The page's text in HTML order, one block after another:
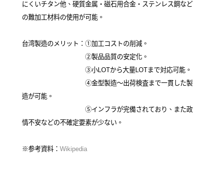
にくいチタン他、硬質金属・磁石用合金・ステンレス鋼など
の難加工材料の使用が可能。
台湾製造のメリット：①加工コストの削減。
②製品品質の安定化。
③小LOTから大量LOTまで対応可能。
④金型製造～出荷検査まで一貫した製
造が可能。
⑤インフラが完備されており、また政
情不安などの不確定要素が少ない。
※参考資料： Wikipedia